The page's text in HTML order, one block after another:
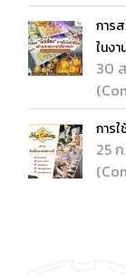
การ
ในง
30
การ
25